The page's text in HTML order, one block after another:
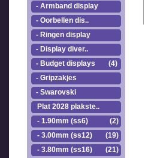
- Armband display
- Oorbellen dis..
- Ringen display
- Display diver..
- Budget displays
(4)
- Gripzakjes
- Swarovski
Plat 2028 plakste..
- 1.90mm (ss6)
(2)
- 3.00mm (ss12)
(19)
- 3.80mm (ss16)
(21)